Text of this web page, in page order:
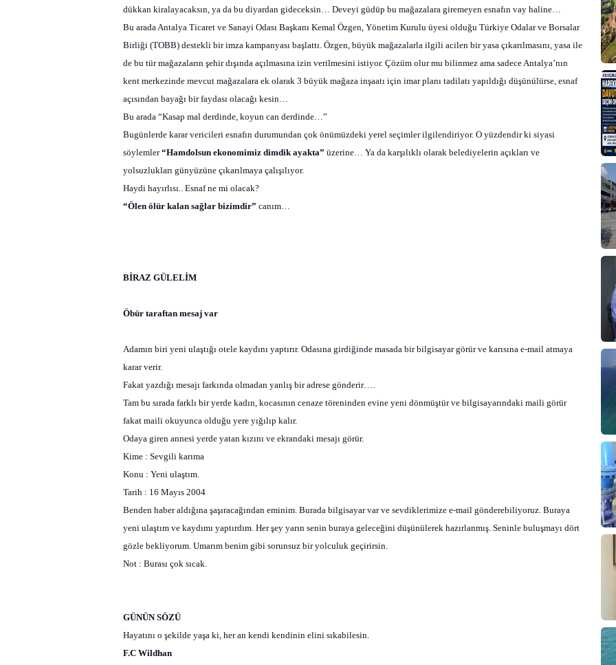
dükkan kiralayacaksın, ya da bu diyardan gideceksin… Deveyi güdüp bu mağazalara giremeyen esnafın vay haline…
Bu arada Antalya Ticaret ve Sanayi Odası Başkanı Kemal Özgen, Yönetim Kurulu üyesi olduğu Türkiye Odalar ve Borsalar
Birliği (TOBB) destekli bir imza kampanyası başlattı. Özgen, büyük mağazalarla ilgili acilen bir yasa çıkarılmasını, yasa ile
de bu tür mağazaların şehir dışında açılmasına izin verilmesini istiyor. Çözüm olur mu bilinmez ama sadece Antalya’nın
kent merkezinde mevcut mağazalara ek olarak 3 büyük mağaza inşaatı için imar planı tadilatı yapıldığı düşünülürse, esnaf
açısından bayağı bir faydası olacağı kesin…
Bu arada “Kasap mal derdinde, koyun can derdinde…”
Bugünlerde karar vericileri esnafın durumundan çok önümüzdeki yerel seçimler ilgilendiriyor. O yüzdendir ki siyasi
söylemler“Hamdolsun ekonomimiz dimdik ayakta” üzerine… Ya da karşılıklı olarak belediyelerin açıkları ve
yolsuzlukları günyüzüne çıkarılmaya çalışılıyor.
Haydi hayırlısı.. Esnaf ne mi olacak?
“Ölen ölür kalan sağlar bizimdir” canım…
BİRAZ GÜLELİM
Öbür taraftan mesaj var
Adamın biri yeni ulaştığı otele kaydını yaptırır. Odasına girdiğinde masada bir bilgisayar görür ve karısına e-mail atmaya
karar verir.
Fakat yazdığı mesajı farkında olmadan yanlış bir adrese gönderir….
Tam bu sırada farklı bir yerde kadın, kocasının cenaze töreninden evine yeni dönmüştür ve bilgisayarındaki maili görür
fakat maili okuyunca olduğu yere yığılıp kalır.
Odaya giren annesi yerde yatan kızını ve ekrandaki mesajı görür.
Kime : Sevgili karıma
Konu : Yeni ulaştım.
Tarih : 16 Mayıs 2004
Benden haber aldığına şaşıracağından eminim. Burada bilgisayar var ve sevdiklerimize e-mail gönderebiliyoruz. Buraya
yeni ulaştım ve kaydımı yaptırdım. Her şey yarın senin buraya geleceğini düşünülerek hazırlanmış. Seninle buluşmayı dört
gözle bekliyorum. Umarım benim gibi sorunsuz bir yolculuk geçirirsin.
Not : Burası çok sıcak.
GÜNÜN SÖZÜ
Hayatını o şekilde yaşa ki, her an kendi kendinin elini sıkabilesin.
F.C Wildhan